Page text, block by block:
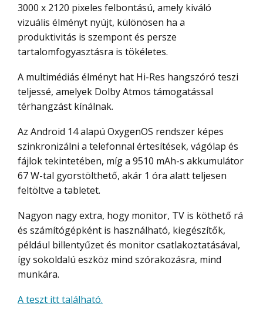
3000 x 2120 pixeles felbontású, amely kiváló
vizuális élményt nyújt, különösen ha a
produktivitás is szempont és persze
tartalomfogyasztásra is tökéletes.
A multimédiás élményt hat Hi-Res hangszóró teszi
teljessé, amelyek Dolby Atmos támogatással
térhangzást kínálnak.
Az Android 14 alapú OxygenOS rendszer képes
szinkronizálni a telefonnal értesítések, vágólap és
fájlok tekintetében, míg a 9510 mAh-s akkumulátor
67 W-tal gyorstölthető, akár 1 óra alatt teljesen
feltöltve a tabletet.
Nagyon nagy extra, hogy monitor, TV is köthető rá
és számítógépként is használható, kiegészítők,
például billentyűzet és monitor csatlakoztatásával,
így sokoldalú eszköz mind szórakozásra, mind
munkára.
A teszt itt található.